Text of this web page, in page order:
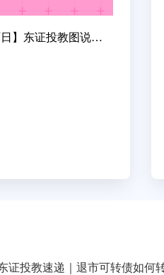
【4·15全民国家安全教育日】东证投教图说｜近万元险被盗！警惕虚假”掌证宝“APP诈骗
证投教速递｜退市可转债如何